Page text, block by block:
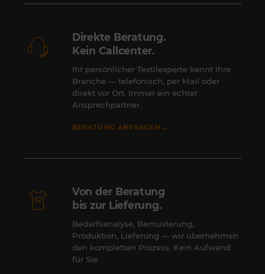
Direkte Beratung.
Kein Callcenter.
Ihr persönlicher Textilexperte kennt Ihre
Branche — telefonisch, per Mail oder
direkt vor Ort. Immer ein echter
Ansprechpartner.
BERATUNG ANFRAGEN →
Von der Beratung
bis zur Lieferung.
Bedarfsanalyse, Bemusterung,
Produktion, Lieferung — wir übernehmen
den kompletten Prozess. Kein Aufwand
für Sie.